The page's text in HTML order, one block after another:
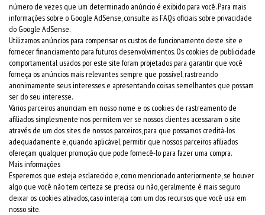
número de vezes que um determinado anúncio é exibido para você. Para mais
informações sobre o Google AdSense, consulte as FAQs oficiais sobre privacidade
do Google AdSense.
Utilizamos anúncios para compensar os custos de funcionamento deste site e
fornecer financiamento para futuros desenvolvimentos. Os cookies de publicidade
comportamental usados por este site foram projetados para garantir que você
forneça os anúncios mais relevantes sempre que possível, rastreando
anonimamente seus interesses e apresentando coisas semelhantes que possam
ser do seu interesse.
Vários parceiros anunciam em nosso nome e os cookies de rastreamento de
afiliados simplesmente nos permitem ver se nossos clientes acessaram o site
através de um dos sites de nossos parceiros, para que possamos creditá-los
adequadamente e, quando aplicável, permitir que nossos parceiros afiliados
ofereçam qualquer promoção que pode fornecê-lo para fazer uma compra.
Mais informações
Esperemos que esteja esclarecido e, como mencionado anteriormente, se houver
algo que você não tem certeza se precisa ou não, geralmente é mais seguro
deixar os cookies ativados, caso interaja com um dos recursos que você usa em
nosso site.